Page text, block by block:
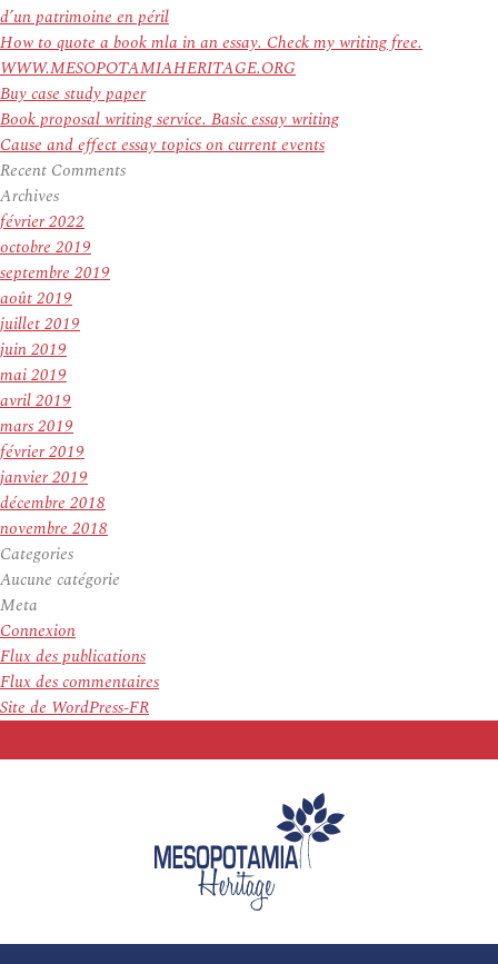
d’un patrimoine en péril
How to quote a book mla in an essay. Check my writing free.
WWW.MESOPOTAMIAHERITAGE.ORG
Buy case study paper
Book proposal writing service. Basic essay writing
Cause and effect essay topics on current events
Recent Comments
Archives
février 2022
octobre 2019
septembre 2019
août 2019
juillet 2019
juin 2019
mai 2019
avril 2019
mars 2019
février 2019
janvier 2019
décembre 2018
novembre 2018
Categories
Aucune catégorie
Meta
Connexion
Flux des publications
Flux des commentaires
Site de WordPress-FR